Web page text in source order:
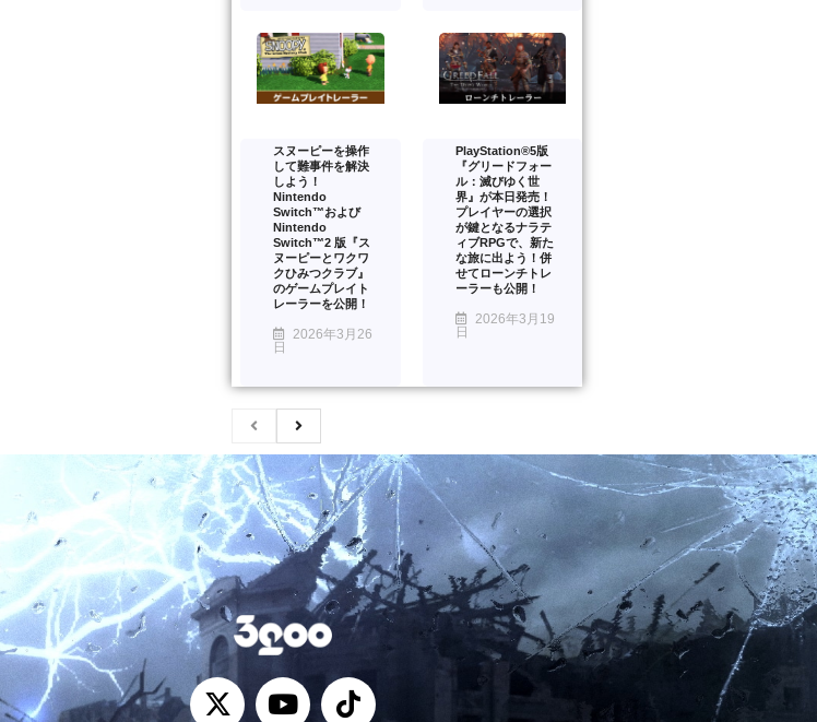
スヌーピーを操作
して難事件を解決
しよう！
Nintendo
Switch™および
Nintendo
Switch™2 版『ス
ヌーピーとワクワ
クひみつクラブ』
のゲームプレイト
レーラーを公開！
2026年3月26
日
PlayStation®5版
『グリードフォー
ル：滅びゆく世
界』が本日発売！
プレイヤーの選択
が鍵となるナラテ
ィブRPGで、新た
な旅に出よう！併
せてローンチトレ
ーラーも公開！
2026年3月19
日